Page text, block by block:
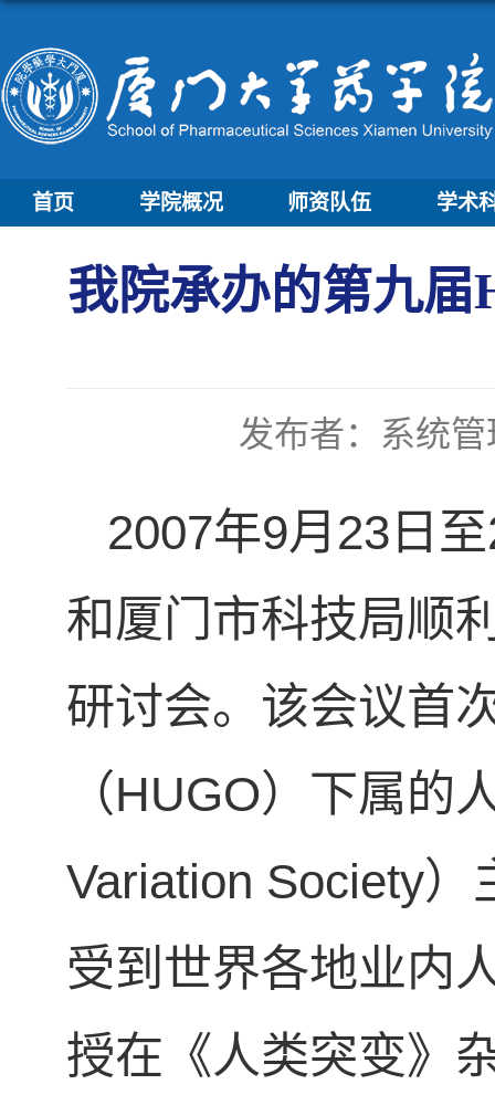
首页 学院概况 师资队伍 学术
我院承办的第九
发布者：系统
2007年9月23日
和厦门市科技局顺
研讨会。该会议首
（HUGO）下属的
Variation Society
受到世界各地业内
授在《人类突变》